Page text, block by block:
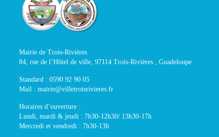
Mairie de Trois-Rivières
84, rue de l’Hôtel de ville, 97114 Trois-Rivières , Guadeloupe
Standard : 0590 92 90 05
Mail : mairie@villetroisrivieres.fr
Horaires d’ouverture :
Lundi, mardi & jeudi : 7h30-12h30/ 13h30-17h
Mercredi et vendredi : 7h30-13h